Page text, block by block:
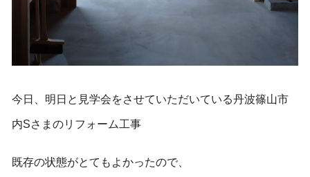
今日、明日と見学会をさせていただいている丹波篠山市
内Sさまのリフォーム工事
既存の状態がとてもよかったので、